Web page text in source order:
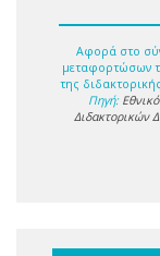
Αφορά στο
μεταφορτώσων
της
Πηγή:
Διδακτορικών